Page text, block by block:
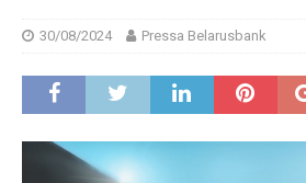
30/08/2024 Pressa Belarusbank